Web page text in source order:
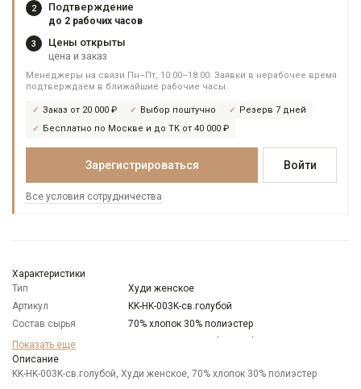
2 Подтверждение
до 2 рабочих часов
3 Цены открыты
цена и заказ
Менеджеры на связи Пн–Пт, 10:00–18:00. Заявки в нерабочее время
подтверждаем в ближайшие рабочие часы.
Заказ от 20 000 ₽ Выбор поштучно
Резерв 7 дней
Бесплатно по Москве и до ТК от 40 000 ₽
Зарегистрироваться Войти
Все условия сотрудничества
Характеристики
Тип
Худи женское
Артикул
KK-HK-003K-св.голубой
Состав сырья
70% хлопок 30% полиэстер
Бренд
Модель
Цвет
Голубой
Показать еще
Описание
KK-HK-003K-св.голубой, Худи женское, 70% хлопок 30% полиэстер